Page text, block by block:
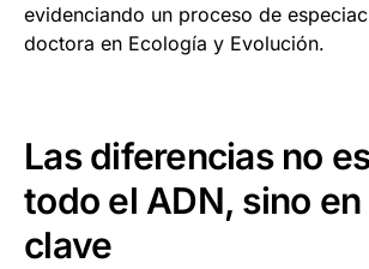
evidenciando un proceso de
doctora en Ecología y Evolución.
Las diferencias no
todo el ADN, sino
clave